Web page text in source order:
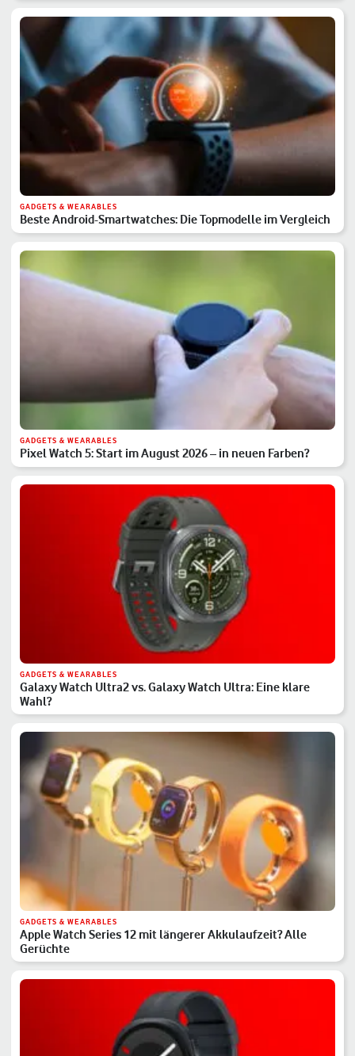
GADGETS & WEARABLES
Beste Android-Smartwatches: Die Topmodelle im Vergleich
GADGETS & WEARABLES
Pixel Watch 5: Start im August 2026 – in neuen Farben?
GADGETS & WEARABLES
Galaxy Watch Ultra2 vs. Galaxy Watch Ultra: Eine klare
Wahl?
GADGETS & WEARABLES
Apple Watch Series 12 mit längerer Akkulaufzeit? Alle
Gerüchte